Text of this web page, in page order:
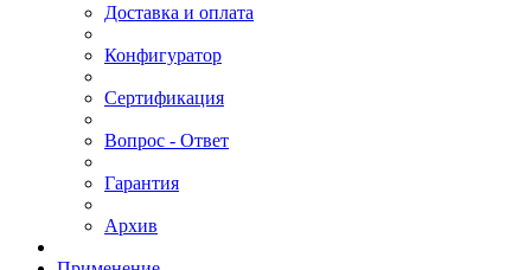
Доставка и оплата
Конфигуратор
Сертификация
Вопрос - Ответ
Гарантия
Архив